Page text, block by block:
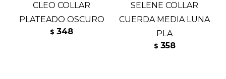
CLEO COLLAR
PLATEADO OSCURO
$ 348
SELENE COLLAR
CUERDA MEDIA LUNA
PLA
$ 358